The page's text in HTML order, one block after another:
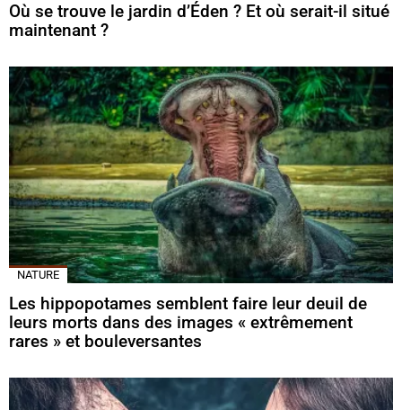
Où se trouve le jardin d’Éden ? Et où serait-il situé
maintenant ?
NATURE
Les hippopotames semblent faire leur deuil de
leurs morts dans des images « extrêmement
rares » et bouleversantes